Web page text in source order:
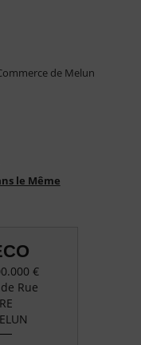
de Melun
le Même
€
Rue